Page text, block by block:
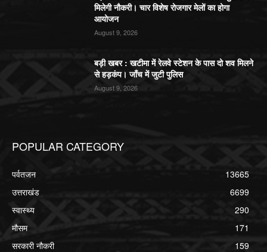
मिलेगी नौकरी। चार विशेष रोजगार मेलों का होगा
आयोजन
August 9, 2026
बड़ी खबर : खटीमा में रेलवे स्टेशन के पास दो शव मिलने
से हड़कंप। जाँच में जुटी पुलिस
August 9, 2026
POPULAR CATEGORY
पर्वतजन
13665
उत्तराखंड
6699
स्वास्थ्य
290
मौसम
171
सरकारी नौकरी
159